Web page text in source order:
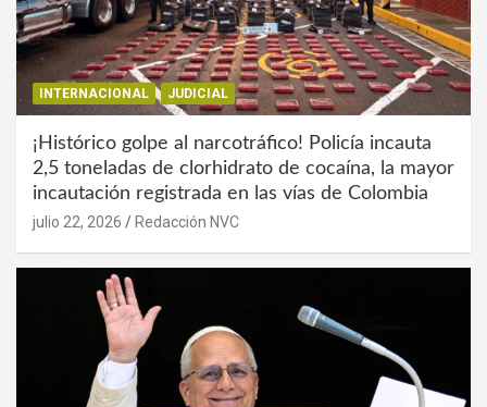
INTERNACIONAL JUDICIAL
¡Histórico golpe al narcotráfico! Policía incauta
2,5 toneladas de clorhidrato de cocaína, la mayor
incautación registrada en las vías de Colombia
julio 22, 2026 Redacción NVC